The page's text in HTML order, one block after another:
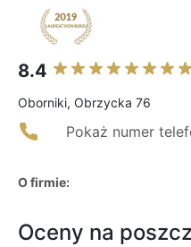
8.4
Oborniki, Obrzycka 76
Pokaż numer
O firmie:
Oceny na